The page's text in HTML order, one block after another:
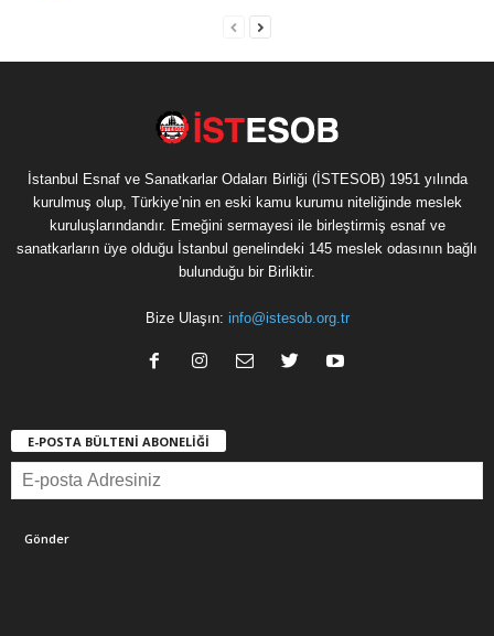
İstanbul Esnaf ve Sanatkarlar Odaları Birliği (İSTESOB) 1951 yılında
kurulmuş olup, Türkiye’nin en eski kamu kurumu niteliğinde meslek
kuruluşlarındandır. Emeğini sermayesi ile birleştirmiş esnaf ve
sanatkarların üye olduğu İstanbul genelindeki 145 meslek odasının bağlı
bulunduğu bir Birliktir.
Bize Ulaşın: info@istesob.org.tr
E-POSTA BÜLTENİ ABONELİĞİ